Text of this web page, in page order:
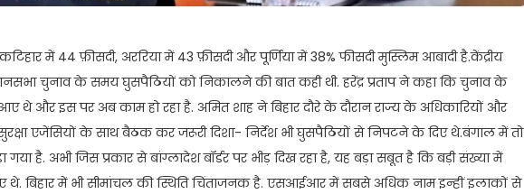
में 44 फ़ीसदी, अररिया में 43 फ़ीसदी और पूर्णिया में 38% फीसदी मुस्लिम आबादी है.केंद्रीय
चुनाव के समय घुसपैठियों को निकालने की बात कही थी. हरेंद्र प्रताप ने कहा कि चुनाव के
आए थे और इस पर अब काम हो रहा है. अमित शाह ने बिहार दौरे के दौरान राज्य के अधिकारियों और
एजेंसियों के साथ बैठक कर जरूरी दिशा- निर्देश भी घुसपैठियों से निपटने के दिए थे.बंगाल में तो
है. अभी जिस प्रकार से बांग्लादेश बॉर्डर पर भीड़ दिख रहा है, यह बड़ा सबूत है कि बड़ी संख्या में
थे. बिहार में भी सीमांचल की स्थिति चिंताजनक है. एसआईआर में सबसे अधिक नाम इन्हीं इलाकों से